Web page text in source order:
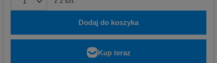
Dodaj do koszyka